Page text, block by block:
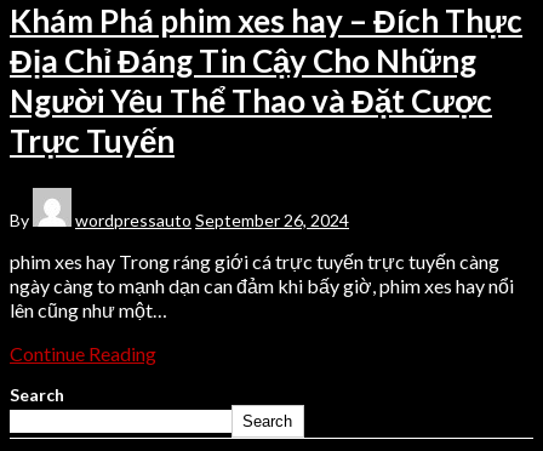
Khám Phá phim xes hay – Đích Thực
Địa Chỉ Đáng Tin Cậy Cho Những
Người Yêu Thể Thao và Đặt Cược
Trực Tuyến
By wordpressauto September 26, 2024
phim xes hay Trong ráng giới cá trực tuyến trực tuyến càng
ngày càng to mạnh dạn can đảm khi bấy giờ, phim xes hay nổi
lên cũng như một…
Continue Reading
Search
Search